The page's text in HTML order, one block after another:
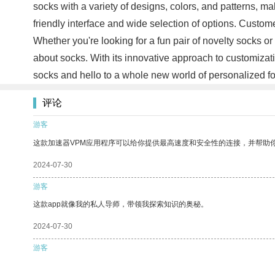
socks with a variety of designs, colors, and patterns,
friendly interface and wide selection of options.
Whether you're looking for a fun pair of novelty socks
about socks. With its innovative approach to
socks and hello to a whole new world of personalized
评论
游客
这款加速器VPM应用程序可以给你提供最高速度和安全性的连接，并帮助
2024-07-30
游客
这款app就像我的私人导师，带领我探索知识的奥秘。
2024-07-30
游客